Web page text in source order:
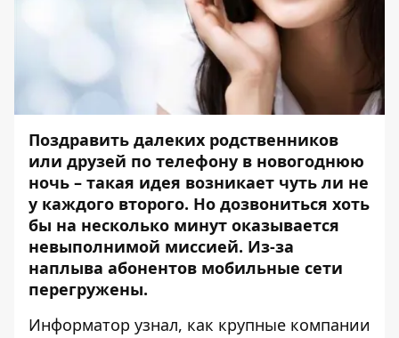
Поздравить далеких родственников
или друзей по телефону в новогоднюю
ночь – такая идея возникает чуть ли не
у каждого второго. Но дозвониться хоть
бы на несколько минут оказывается
невыполнимой миссией. Из-за
наплыва абонентов мобильные сети
перегружены.
Информатор узнал, как крупные компании